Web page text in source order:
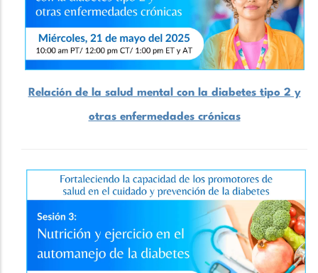
Relación de la salud mental con la diabetes tipo 2 y
otras enfermedades crónicas